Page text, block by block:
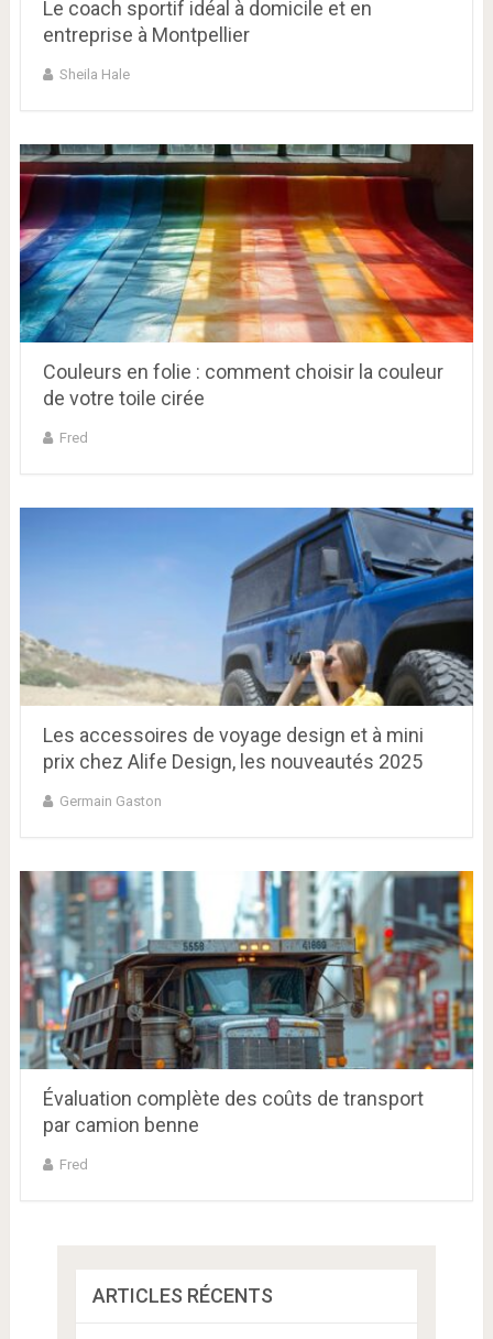
Le coach sportif idéal à domicile et en
entreprise à Montpellier
Sheila Hale
Couleurs en folie : comment choisir la couleur
de votre toile cirée
Fred
Les accessoires de voyage design et à mini
prix chez Alife Design, les nouveautés 2025
Germain Gaston
Évaluation complète des coûts de transport
par camion benne
Fred
ARTICLES RÉCENTS